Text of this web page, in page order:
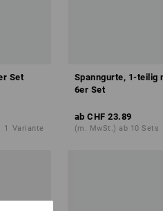
Set
1 Variante
Spanngurte, 1-teilig
6er Set
ab CHF 23.89
(m. MwSt.) ab 10 Sets